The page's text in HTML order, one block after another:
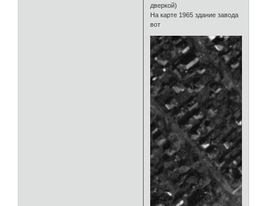
дверкой)
На карте 1965 здание завода
вот